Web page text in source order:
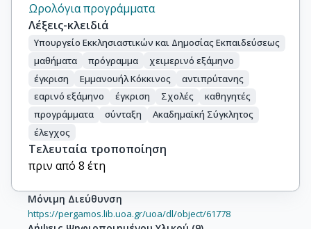
Ωρολόγια προγράμματα
Λέξεις-κλειδιά
Υπουργείο Εκκλησιαστικών και Δημοσίας Εκπαιδεύσεως
μαθήματα
πρόγραμμα
χειμερινό εξάμηνο
έγκριση
Εμμανουήλ Κόκκινος
αντιπρύτανης
εαρινό εξάμηνο
έγκριση Σχολές
καθηγητές
προγράμματα
σύνταξη
Ακαδημαϊκή Σύγκλητος
έλεγχος
Τελευταία τροποποίηση
πριν από 8 έτη
Μόνιμη Διεύθυνση
https://pergamos.lib.uoa.gr/uoa/dl/object/61778